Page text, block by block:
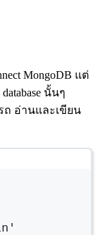
MongoDB แต่
นั้นๆ
ถ อ่านและเขียน